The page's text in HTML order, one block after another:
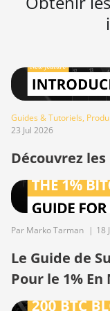
S19 XP
(512Th)
BITMAIN
S19j Pro
S19j Pro
BITMAIN
S19j Pro+
BITMAIN
Guides & Tutoriels,
23 Jul 2026
Découvrez
Par Marko Tarman | 18
Le Guide de
Pour le 1%